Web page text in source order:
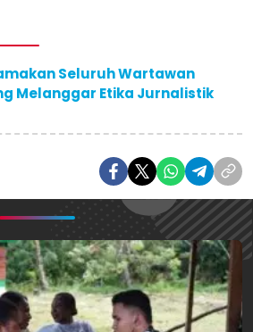
Seluruh Wartawan
Melanggar Etika Jurnalistik